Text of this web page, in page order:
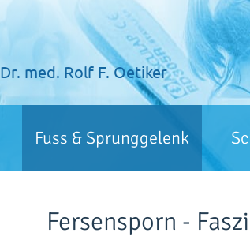
Dr. med. Rolf F. Oetiker
Fuss & Sprunggelenk
Fersensporn -